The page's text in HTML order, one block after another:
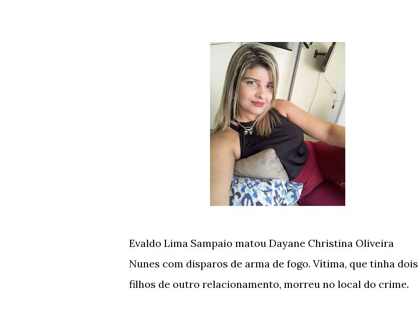
Evaldo Lima Sampaio matou Dayane Christina Oliveira
Nunes com disparos de arma de fogo. Vítima, que tinha dois
filhos de outro relacionamento, morreu no local do crime.